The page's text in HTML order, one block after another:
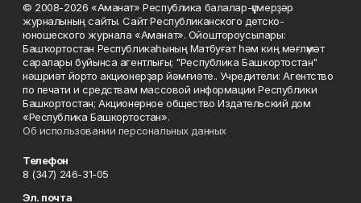
© 2008-2026 «Аманат» Республика балалар-үҫмерҙәр
журналының сайты. Сайт Республиканского детско-
юношеского журнала «Аманат». Ойоштороусылары:
Башҡортостан Республикаһының Матбуғат һәм киң мәғлүмәт
саралары буйынса агентлығы; "Республика Башкортостан"
нәшриәт йорто акционерҙар йәмғиәте.. Учредители: Агентство
по печати и средствам массовой информации Республики
Башкортостан; Акционерное общество Издательский дом
«Республика Башкортостан».
Об использовании персональных данных
Телефон
8 (347) 246-31-05
Эл. почта